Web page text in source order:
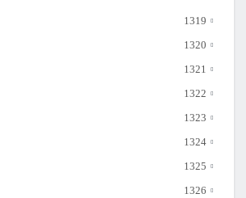
1319
1320
1321
1322
1323
1324
1325
1326